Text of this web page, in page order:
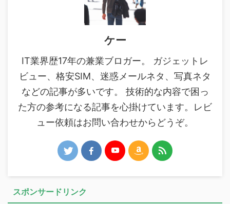
ケー
IT業界歴17年の兼業ブロガー。 ガジェットレ
ビュー、格安SIM、迷惑メールネタ、写真ネタ
などの記事が多いです。 技術的な内容で困っ
た方の参考になる記事を心掛けています。レビ
ュー依頼はお問い合わせからどうぞ。
スポンサードリンク